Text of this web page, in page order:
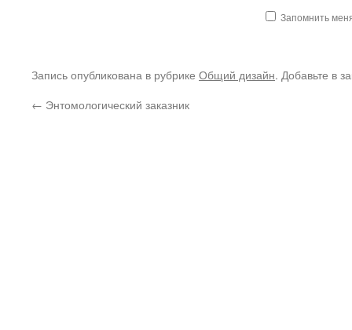
Запомнить
Запись опубликована в рубрике Общий дизайн. Добавьте в
← Энтомологический заказник